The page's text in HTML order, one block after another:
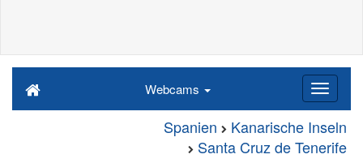
Webcams
Spanien
Kanarische Inseln
Santa Cruz de Tenerife